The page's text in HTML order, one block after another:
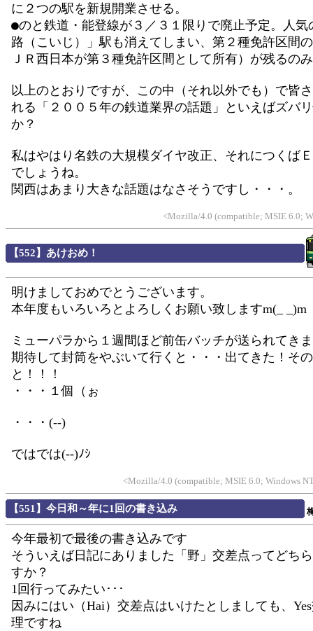
に２つの駅を新規開業させる。
●のと鉄道・能登線が３／３１限りで廃止予定。人気
路（こいじ）」駅も消えてしまい、第２種免許区間
ＪＲ西日本が第３種免許区間として所有）が残るの
以上のとおりですが、この中（それ以外でも）で皆
れる「２００５年の鉄道業界の話題」といえばズバ
か？
私はやはり名鉄の大規模ダイヤ改正、それにつくば
でしょうね。
関西はあまり大きな話題はなさそうですし・・・。
<Mozilla/4.0 (compatible; MSIE 6.0;
【552】あけおめ！
明けましておめでとうございます。
本年度もいろいろとよろしくお願い致しますm(_ _)m
ミューパラから１週間ほど前缶バッチが送られてき
期待して封筒をやぶいて行くと・・・出てきた！そ
と！！！
・・・１個（ぉ
・・・(--)
ではでは(--)ﾉｼ
<Mozilla/4.0 (compatible; MSIE 6.0; Windows
【551】今日和～年に1回の書き込み
今年最初で最後の書き込みです
そういえば日記にありました「野」交差点ってどち
すか？
1回行ってみたい･･･
因みにはい（Hai）交差点はいけたとしましても、
理ですね